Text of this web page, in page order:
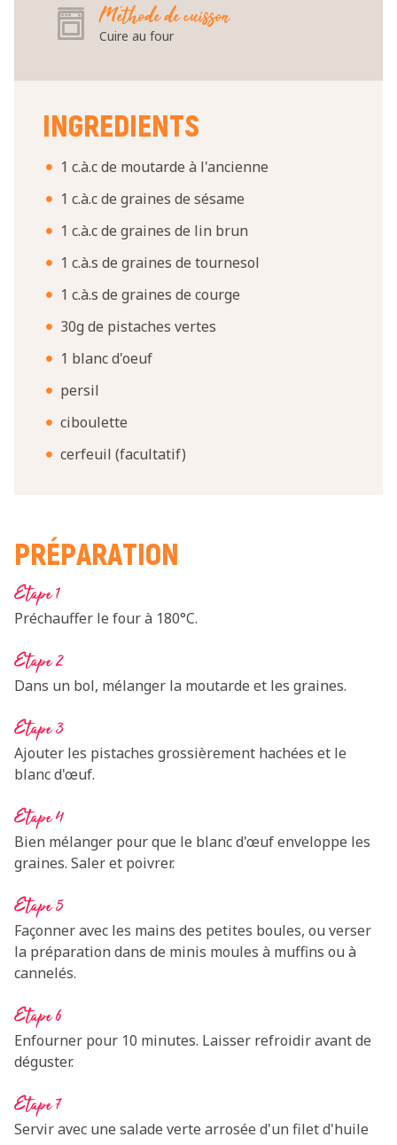
Méthode de cuisson
Cuire au four
INGREDIENTS
1 c.à.c de moutarde à l'ancienne
1 c.à.c de graines de sésame
1 c.à.c de graines de lin brun
1 c.à.s de graines de tournesol
1 c.à.s de graines de courge
30g de pistaches vertes
1 blanc d'oeuf
persil
ciboulette
cerfeuil (facultatif)
PRÉPARATION
Etape 1
Préchauffer le four à 180°C.
Etape 2
Dans un bol, mélanger la moutarde et les graines.
Etape 3
Ajouter les pistaches grossièrement hachées et le
blanc d'œuf.
Etape 4
Bien mélanger pour que le blanc d'œuf enveloppe les
graines. Saler et poivrer.
Etape 5
Façonner avec les mains des petites boules, ou verser
la préparation dans de minis moules à muffins ou à
cannelés.
Etape 6
Enfourner pour 10 minutes. Laisser refroidir avant de
déguster.
Etape 7
Servir avec une salade verte arrosée d'un filet d'huile